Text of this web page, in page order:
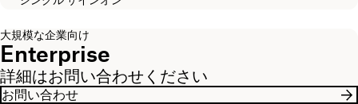
大規模な企業向け
Enterprise
詳細はお問い合わせください
お問い合わせ